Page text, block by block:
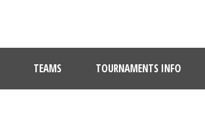
TEAMS TOURNAMENTS INFO